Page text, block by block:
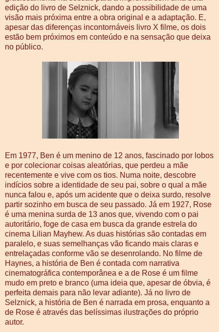
edição do livro de Selznick, dando a possibilidade de uma
visão mais próxima entre a obra original e a adaptação. E,
apesar das diferenças incontornáveis livro X filme, os dois
estão bem próximos em conteúdo e na sensação que deixa
no público.
Em 1977, Ben é um menino de 12 anos, fascinado por lobos
e por colecionar coisas aleatórias, que perdeu a mãe
recentemente e vive com os tios. Numa noite, descobre
indícios sobre a identidade de seu pai, sobre o qual a mãe
nunca falou e, após um acidente que o deixa surdo, resolve
partir sozinho em busca de seu passado. Já em 1927, Rose
é uma menina surda de 13 anos que, vivendo com o pai
autoritário, foge de casa em busca da grande estrela do
cinema Lilian Mayhew. As duas histórias são contadas em
paralelo, e suas semelhanças vão ficando mais claras e
entrelaçadas conforme vão se desenrolando. No filme de
Haynes, a história de Ben é contada com narrativa
cinematográfica contemporânea e a de Rose é um filme
mudo em preto e branco (uma ideia que, apesar de óbvia, é
perfeita demais para não levar adiante). Já no livro de
Selznick, a história de Ben é narrada em prosa, enquanto a
de Rose é através das belíssimas ilustrações do próprio
autor.